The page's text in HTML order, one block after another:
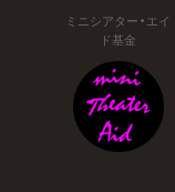
ミニシアター・エイ
ド基金